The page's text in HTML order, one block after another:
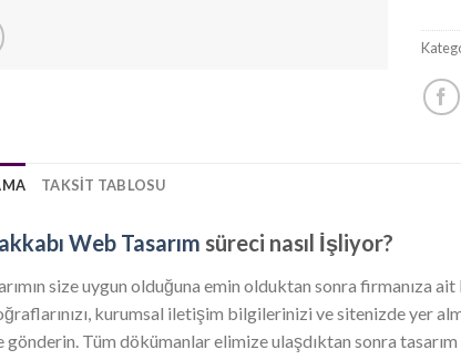
TAKSIT TABLOSU
Web Tasarım süreci nasıl İşliyor?
size uygun olduğuna emin olduktan sonra firmanıza
kurumsal iletişim bilgilerinizi ve sitenizde yer
gönderin. Tüm dökümanlar elimize ulaşdıktan sonra